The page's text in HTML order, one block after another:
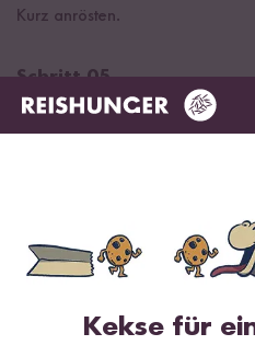
Kurz anrösten.
Schritt 05
Das Ganze mit der Kokosmilch
Die gewürfelten Kartoffeln, die
den Saft der 1/2 Zitrone dazu
Kekse für